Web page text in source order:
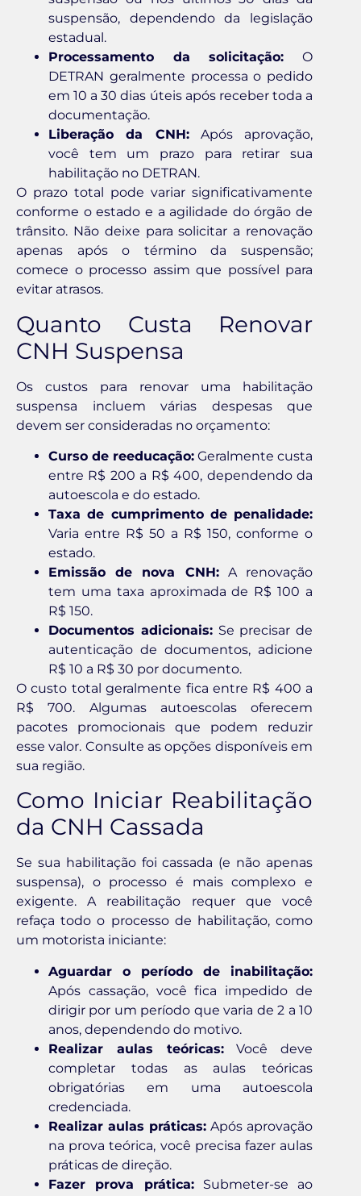
suspensão, dependendo da legislação
estadual.
Processamento da solicitação: O
DETRAN geralmente processa o pedido
em 10 a 30 dias úteis após receber toda a
documentação.
Liberação da CNH:Após aprovação,
você tem um prazo para retirar sua
habilitação no DETRAN.
O prazo total pode variar significativamente
conforme o estado e a agilidade do órgão de
trânsito. Não deixe para solicitar a renovação
apenas após o término da suspensão;
comece o processo assim que possível para
evitar atrasos.
Quanto Custa Renovar
CNH Suspensa
Os custos para renovar uma habilitação
suspensa incluem várias despesas que
devem ser consideradas no orçamento:
Curso de reeducação: Geralmente custa
entre R$ 200 a R$ 400, dependendo da
autoescola e do estado.
Taxa de cumprimento de penalidade:
Varia entre R$ 50 a R$ 150, conforme o
estado.
Emissão de nova CNH:A renovação
tem uma taxa aproximada de R$ 100 a
R$ 150.
Documentos adicionais:Se precisar de
autenticação de documentos, adicione
R$ 10 a R$ 30 por documento.
O custo total geralmente fica entre R$ 400 a
R$ 700. Algumas autoescolas oferecem
pacotes promocionais que podem reduzir
esse valor. Consulte as opções disponíveis em
sua região.
Como Iniciar Reabilitação
da CNH Cassada
Se sua habilitação foi cassada (e não apenas
suspensa), o processo é mais complexo e
exigente. A reabilitação requer que você
refaça todo o processo de habilitação, como
um motorista iniciante:
Aguardar o período de inabilitação:
Após cassação, você fica impedido de
dirigir por um período que varia de 2 a 10
anos, dependendo do motivo.
Realizar aulas teóricas:Você deve
completar todas as aulas teóricas
obrigatórias em uma autoescola
credenciada.
Realizar aulas práticas: Após aprovação
na prova teórica, você precisa fazer aulas
práticas de direção.
Fazer prova prática:Submeter-se ao